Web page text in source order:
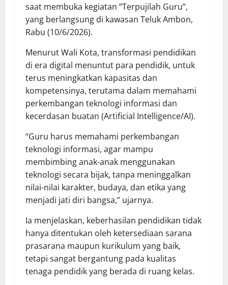
saat membuka kegiatan “Terpujilah Guru”,
yang berlangsung di kawasan Teluk Ambon,
Rabu (10/6/2026).
Menurut Wali Kota, transformasi pendidikan
di era digital menuntut para pendidik, untuk
terus meningkatkan kapasitas dan
kompetensinya, terutama dalam memahami
perkembangan teknologi informasi dan
kecerdasan buatan (Artificial Intelligence/AI).
“Guru harus memahami perkembangan
teknologi informasi, agar mampu
membimbing anak-anak menggunakan
teknologi secara bijak, tanpa meninggalkan
nilai-nilai karakter, budaya, dan etika yang
menjadi jati diri bangsa,” ujarnya.
Ia menjelaskan, keberhasilan pendidikan tidak
hanya ditentukan oleh ketersediaan sarana
prasarana maupun kurikulum yang baik,
tetapi sangat bergantung pada kualitas
tenaga pendidik yang berada di ruang kelas.